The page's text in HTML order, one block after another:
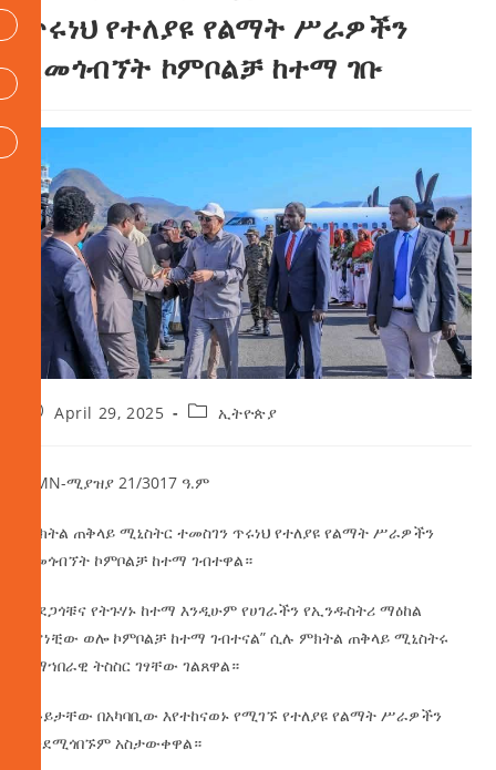
ጥሩነህ የተለያዩ የልማት ሥራዎችን
ለመጎብኘት ኮምቦልቻ ከተማ ገቡ
April 29, 2025 ኢትዮጵያ
AMN-ሚያዝያ 21/3017 ዓ.ም
ምክትል ጠቅላይ ሚኒስትር ተመስገን ጥሩነህ የተለያዩ የልማት ሥራዎችን
ለመጎብኘት ኮምቦልቻ ከተማ ገብተዋል።
“የደጋጎቹና የትጉሃኑ ከተማ እንዲሁም የሀገራችን የኢንዱስትሪ ማዕከል
የሆነቺው ወሎ ኮምቦልቻ ከተማ ገብተናል” ሲሉ ምክትል ጠቅላይ ሚኒስትሩ
በማኀበራዊ ትስስር ገፃቸው ገልጸዋል።
በቆይታቸው በአካባቢው እየተከናወኑ የሚገኙ የተለያዩ የልማት ሥራዎችን
እንደሚጎበኙም አስታውቀዋል።